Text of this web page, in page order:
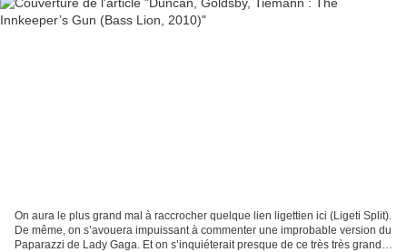
On aura le plus grand mal à raccrocher quelque lien ligettien ici (Ligeti Split).
De même, on s’avouera impuissant à commenter une improbable version du
Paparazzi de Lady Gaga. Et on s’inquiéterait presque de ce très très grand